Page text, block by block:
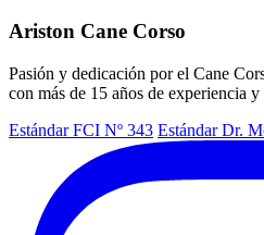
Ariston Cane Corso
Pasión y dedicación por el Cane
con más de 15 años de experiencia
Estándar FCI Nº 343 Estándar Dr.